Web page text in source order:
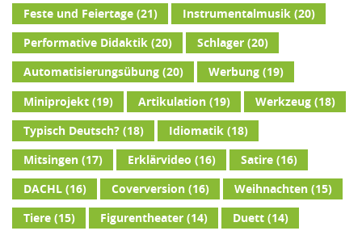
Feste und Feiertage(21) Instrumentalmusik(20)
Performative Didaktik(20) Schlager(20)
Automatisierungsübung(20) Werbung(19)
Miniprojekt(19) Artikulation(19) Werkzeug(18)
Typisch Deutsch?(18) Idiomatik(18)
Mitsingen(17) Erklärvideo (16) Satire(16)
DACHL(16) Coverversion(16) Weihnachten(15)
Tiere(15) Figurentheater(14) Duett(14)